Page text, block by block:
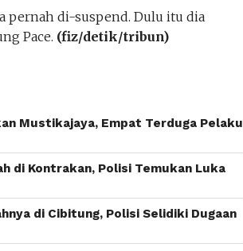
pernah di-suspend. Dulu itu dia
Pace. (fiz/detik/tribun)
Mustikajaya, Empat Terduga Pelaku
di Kontrakan, Polisi Temukan Luka
di Cibitung, Polisi Selidiki Dugaan